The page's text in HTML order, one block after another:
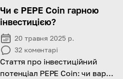
Чи є PEPE Coin гарною
інвестицією?
20 травня 2025 р.
32 коментарі
Стаття про інвестиційний
потенціал PEPE Coin: чи варто